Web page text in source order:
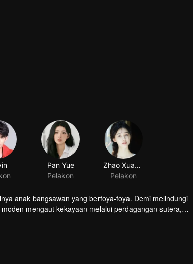
Pan Yue
Pelakon
Zhao Xuansheng
Pelakon
anak bangsawan yang berfoya-foya. Demi melindungi
mengaut kekayaan melalui perdagangan sutera,
pelarian, dan menyingkirkan putera raja yang
“si sampah” menjadi tulang belakang tersembunyi yang